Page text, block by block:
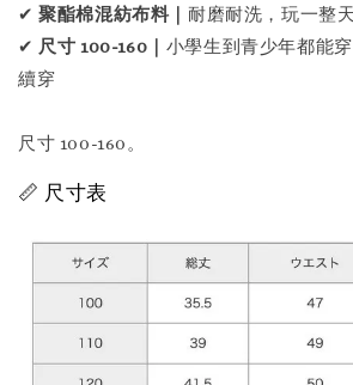
✔聚酯棉混紡布料｜耐磨耐洗，玩一整
✔ 尺寸 100-160｜ 小學生到青少年都能
續穿
尺寸 100-160。
📏 尺寸表